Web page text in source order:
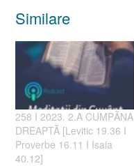
Similare
258 I 2023. 2.A CUMPĂNA
DREAPTĂ [Levitic 19.36 I
Proverbe 16.11 I Isaia
40.12]